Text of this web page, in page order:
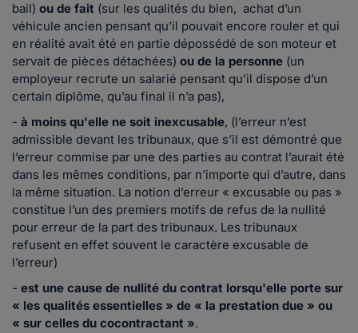
bail) ou de fait (sur les qualités du bien, achat d’un
véhicule ancien pensant qu’il pouvait encore rouler et qui
en réalité avait été en partie dépossédé de son moteur et
servait de pièces détachées) ou de la personne (un
employeur recrute un salarié pensant qu’il dispose d’un
certain diplôme, qu’au final il n’a pas),
- à moins qu'elle ne soit inexcusable, (l’erreur n’est
admissible devant les tribunaux, que s’il est démontré que
l’erreur commise par une des parties au contrat l’aurait été
dans les mêmes conditions, par n’importe qui d’autre, dans
la même situation. La notion d’erreur « excusable ou pas »
constitue l’un des premiers motifs de refus de la nullité
pour erreur de la part des tribunaux. Les tribunaux
refusent en effet souvent le caractère excusable de
l’erreur)
- est une cause de nullité du contrat lorsqu'elle porte sur
« les qualités essentielles » de « la prestation due » ou
« sur celles du cocontractant ».